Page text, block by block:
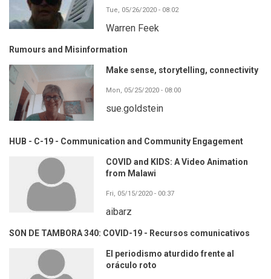
Tue, 05/26/2020 - 08:02
Warren Feek
Rumours and Misinformation
Make sense, storytelling, connectivity
Mon, 05/25/2020 - 08:00
sue.goldstein
HUB - C-19 - Communication and Community Engagement
COVID and KIDS: A Video Animation
from Malawi
Fri, 05/15/2020 - 00:37
aibarz
SON DE TAMBORA 340: COVID-19 - Recursos comunicativos
El periodismo aturdido frente al
oráculo roto